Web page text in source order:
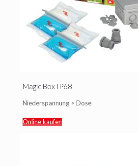
Magic Box IP68
Niederspannung > Dose
Online kaufen